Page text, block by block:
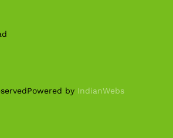
Powered by IndianWebs